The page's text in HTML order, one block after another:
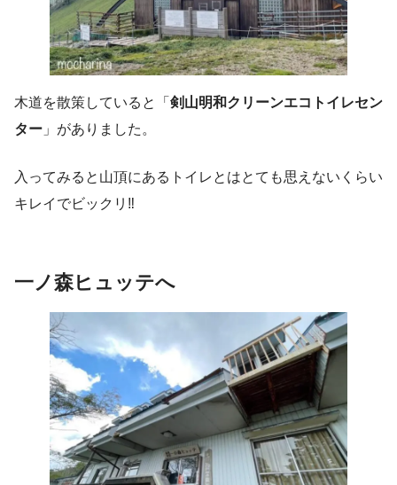
木道を散策していると「 剣山明和クリーンエコトイレセン
ター 」がありました。
入ってみると山頂にあるトイレとはとても思えないくらい
キレイでビックリ‼︎
一ノ森ヒュッテへ